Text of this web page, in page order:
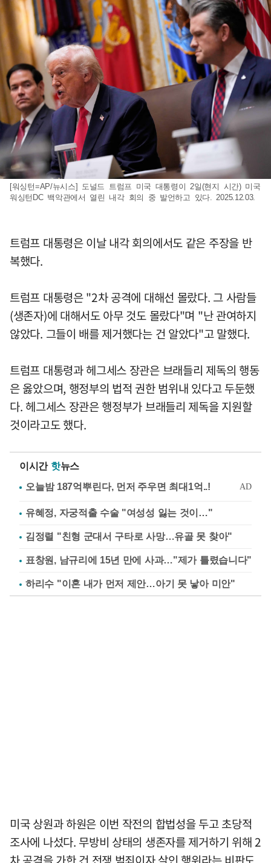
[워싱턴=AP/뉴시스] 도널드 트럼프 미국 대통령이 2일(현지 시간) 미국
워싱턴DC 백악관에서 열린 내각 회의 중 발언하고 있다. 2025.12.03.
트럼프 대통령은 이날 내각 회의에서도 같은 주장을 반
복했다.
트럼프 대통령은 "2차 공격에 대해선 몰랐다. 그 사람들
(생존자)에 대해서도 아무 것도 몰랐다"며 "난 관여하지
않았다. 그들이 배를 제거했다는 건 알았다"고 말했다.
트럼프 대통령과 헤그세스 장관은 브래들리 제독의 행동
은 옳았으며, 행정부의 법적 권한 범위내 있다고 두둔했
다. 헤그세스 장관은 행정부가 브래들리 제독을 지원할
것이라고도 했다.
이시간 핫뉴스
유혜정, 자궁적출 수술 "여성성 잃는 것이…"
김정렬 "친형 군대서 구타로 사망…유골 못 찾아"
표창원, 남규리에 15년 만에 사과…"제가 틀렸습니다"
하리수 "이혼 내가 먼저 제안…아기 못 낳아 미안"
미국 상원과 하원은 이번 작전의 합법성을 두고 초당적
조사에 나섰다. 무방비 상태의 생존자를 제거하기 위해 2